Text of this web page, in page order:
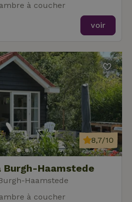
à coucher
voir
Burgh-Haamstede
Haamstede
8,7/10
à coucher